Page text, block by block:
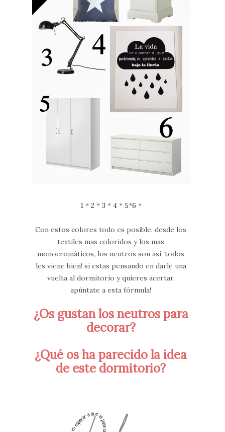
1 * 2 *3 * 4* 5*6 *
Con estos colores todo es posible, desde los
textiles mas coloridos y los mas
monocromáticos, los neutros son así, todos
les viene bien! si estas pensando en darle una
vuelta al dormitorio y quieres acertar,
apúntate a esta fórmula!
¿Os gustan los neutros para
decorar?
¿Qué os ha parecido la idea
de este dormitorio?